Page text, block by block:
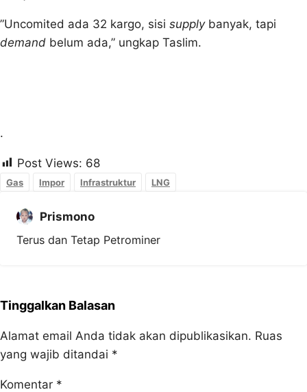
‎”Uncomited ada 32 kargo, sisi supplybanyak, tapi
demand belum ada,” ‎ungkap Taslim.
.
Post Views: 68
Gas Impor Infrastruktur LNG
Prismono
Terus dan Tetap Petrominer
Tinggalkan Balasan
Alamat email Anda tidak akan dipublikasikan. Ruas
yang wajib ditandai *
Komentar *